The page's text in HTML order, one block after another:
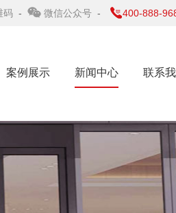
码 - 微信公众号 - 400-888-
案例展示 新闻中心 联系